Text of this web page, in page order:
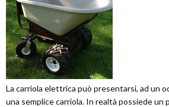
La carriola elettrica può presentarsi, ad un
una semplice carriola. In realtà possiede un